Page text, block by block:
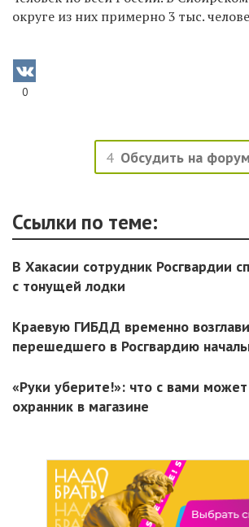
округе из них примерно 3 тыс.
0
4 Обсудить на
Ссылки по теме:
В Хакасии сотрудник Росгвардии
с тонущей лодки
Краевую ГИБДД временно
перешедшего в Росгвардию
«Руки уберите!»: что с вами
охранник в магазине